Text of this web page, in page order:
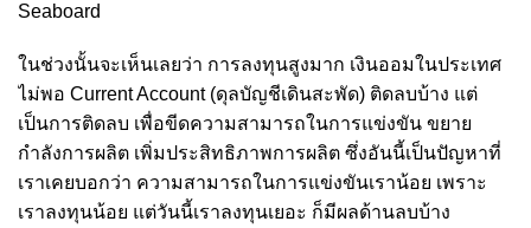
Seaboard
ในช่วงนั้นจะเห็นเลยว่า การลงทุนสูงมาก เงินออมในประเทศ
ไม่พอ Current Account (ดุลบัญชีเดินสะพัด) ติดลบบ้าง แต่
เป็นการติดลบ เพื่อขีดความสามารถในการแข่งขัน ขยาย
กำลังการผลิต เพิ่มประสิทธิภาพการผลิต ซึ่งอันนี้เป็นปัญหาที่
เราเคยบอกว่า ความสามารถในการแข่งขันเราน้อย เพราะ
เราลงทุนน้อย แต่วันนี้เราลงทุนเยอะ ก็มีผลด้านลบบ้าง